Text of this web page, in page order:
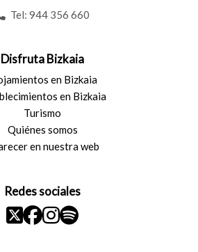
Tel: 944 356 660
Disfruta Bizkaia
en Bizkaia
en Bizkaia
Turismo
Quiénes somos
en nuestra web
Redes sociales